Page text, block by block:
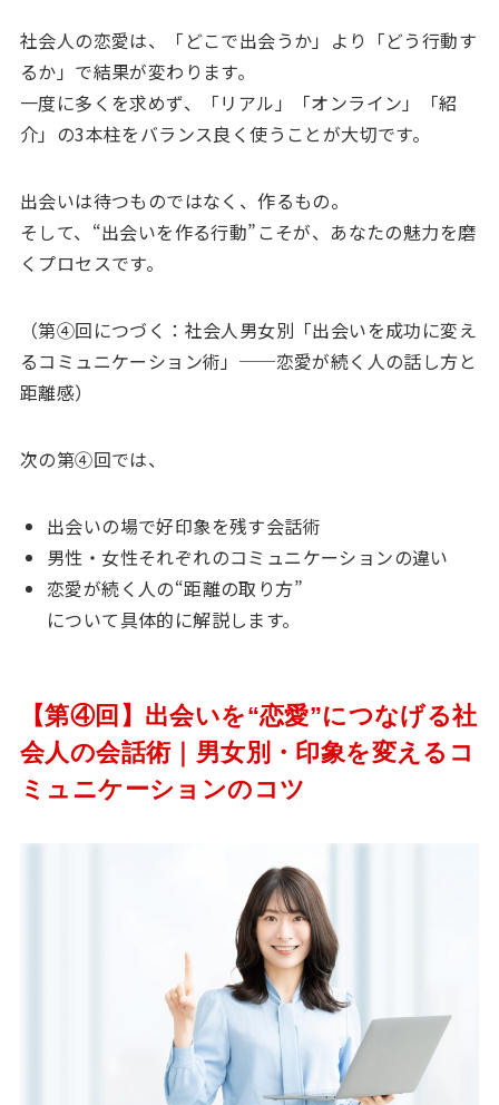
社会人の恋愛は、「どこで出会うか」より「どう行動す
るか」で結果が変わります。
一度に多くを求めず、「リアル」「オンライン」「紹
介」の3本柱をバランス良く使うことが大切です。
出会いは待つものではなく、作るもの。
そして、“出会いを作る行動”こそが、あなたの魅力を磨
くプロセスです。
（第④回につづく：社会人男女別「出会いを成功に変え
るコミュニケーション術」──恋愛が続く人の話し方と
距離感）
次の第④回では、
出会いの場で好印象を残す会話術
男性・女性それぞれのコミュニケーションの違い
恋愛が続く人の“距離の取り方”
について具体的に解説します。
【第④回】出会いを“恋愛”につなげる社
会人の会話術｜男女別・印象を変えるコ
ミュニケーションのコツ